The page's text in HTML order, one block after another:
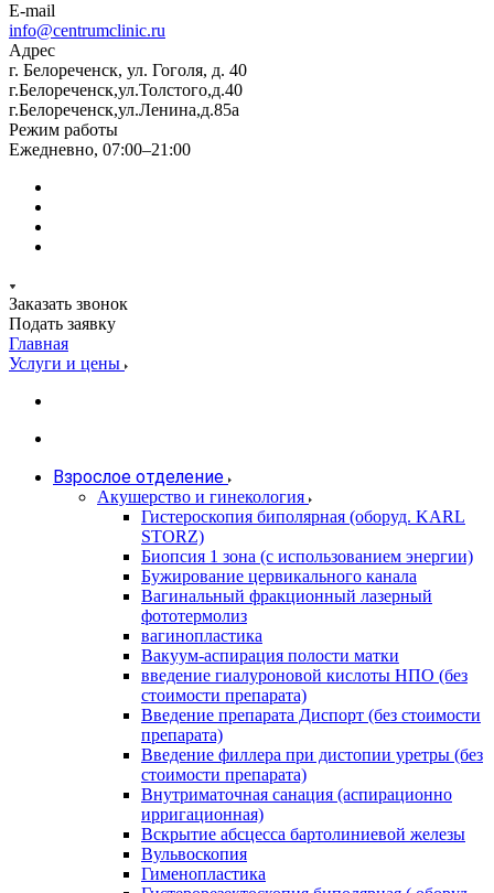
E-mail
info@centrumclinic.ru
Адрес
г. Белореченск, ул. Гоголя, д. 40
г.Белореченск,ул.Толстого,д.40
г.Белореченск,ул.Ленина,д.85а
Режим работы
Ежедневно, 07:00–21:00
Заказать звонок
Подать заявку
Главная
Услуги и цены
Взрослое отделение
Акушерство и гинекология
Гистероскопия биполярная (оборуд. KARL
STORZ)
Биопсия 1 зона (с использованием энергии)
Бужирование цервикального канала
Вагинальный фракционный лазерный
фототермолиз
вагинопластика
Вакуум-аспирация полости матки
введение гиалуроновой кислоты НПО (без
стоимости препарата)
Введение препарата Диспорт (без стоимости
препарата)
Введение филлера при дистопии уретры (без
стоимости препарата)
Внутриматочная санация (аспирационно
ирригационная)
Вскрытие абсцесса бартолиниевой железы
Вульвоскопия
Гименопластика